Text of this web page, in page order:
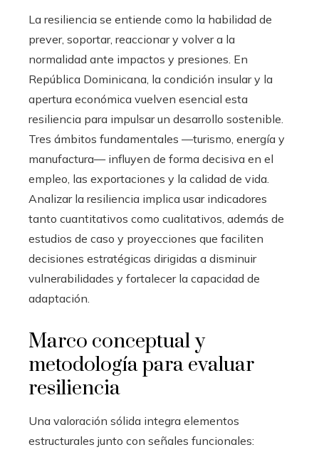
La resiliencia se entiende como la habilidad de
prever, soportar, reaccionar y volver a la
normalidad ante impactos y presiones. En
República Dominicana, la condición insular y la
apertura económica vuelven esencial esta
resiliencia para impulsar un desarrollo sostenible.
Tres ámbitos fundamentales —turismo, energía y
manufactura— influyen de forma decisiva en el
empleo, las exportaciones y la calidad de vida.
Analizar la resiliencia implica usar indicadores
tanto cuantitativos como cualitativos, además de
estudios de caso y proyecciones que faciliten
decisiones estratégicas dirigidas a disminuir
vulnerabilidades y fortalecer la capacidad de
adaptación.
Marco conceptual y
metodología para evaluar
resiliencia
Una valoración sólida integra elementos
estructurales junto con señales funcionales: